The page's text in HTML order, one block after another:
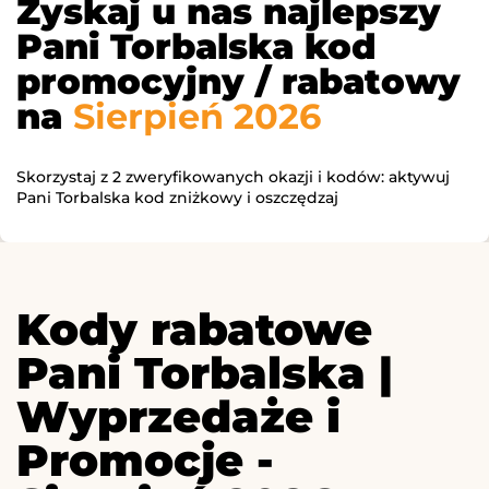
Zyskaj u nas najlepszy
Pani Torbalska kod
promocyjny / rabatowy
na Sierpień 2026
Skorzystaj z 2 zweryfikowanych okazji i kodów: aktywuj
Pani Torbalska kod zniżkowy i oszczędzaj
Kody rabatowe
Pani Torbalska |
Wyprzedaże i
Promocje -